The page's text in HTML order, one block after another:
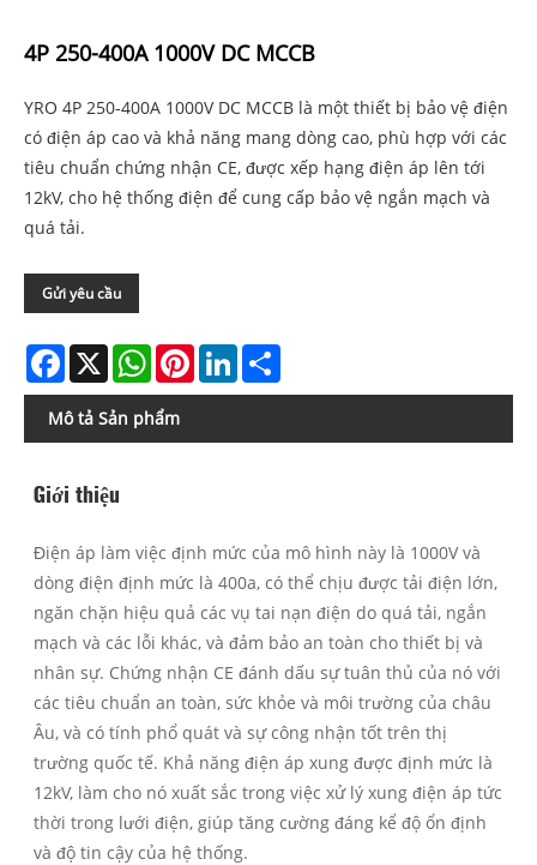
4P 250-400A 1000V DC MCCB
YRO 4P 250-400A 1000V DC MCCB là một thiết bị bảo vệ điện
có điện áp cao và khả năng mang dòng cao, phù hợp với các
tiêu chuẩn chứng nhận CE, được xếp hạng điện áp lên tới
12kV, cho hệ thống điện để cung cấp bảo vệ ngắn mạch và
quá tải.
Gửi yêu cầu
Facebook
X WhatsAppPinterestLinkedIn
Mô tả Sản phẩm
Giới thiệu
Điện áp làm việc định mức của mô hình này là 1000V và
dòng điện định mức là 400a, có thể chịu được tải điện lớn,
ngăn chặn hiệu quả các vụ tai nạn điện do quá tải, ngắn
mạch và các lỗi khác, và đảm bảo an toàn cho thiết bị và
nhân sự. Chứng nhận CE đánh dấu sự tuân thủ của nó với
các tiêu chuẩn an toàn, sức khỏe và môi trường của châu
Âu, và có tính phổ quát và sự công nhận tốt trên thị
trường quốc tế. Khả năng điện áp xung được định mức là
12kV, làm cho nó xuất sắc trong việc xử lý xung điện áp tức
thời trong lưới điện, giúp tăng cường đáng kể độ ổn định
và độ tin cậy của hệ thống.